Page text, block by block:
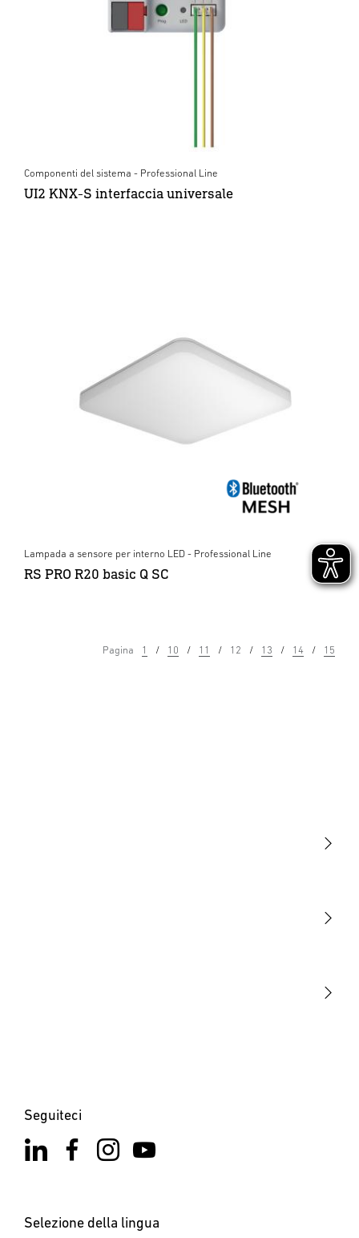
Componenti del sistema - Professional Line
UI2 KNX-S interfaccia universale
Lampada a sensore per interno LED - Professional Line
RS PRO R20 basic Q SC
Pagina 1 10 11 12 13 14 15
Seguiteci
Selezione della lingua